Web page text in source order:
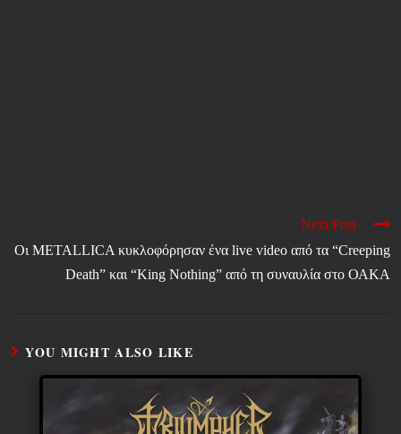
Next Post
Οι METALLICA κυκλοφόρησαν ένα live video από τα “Creeping
Death” και “King Nothing” από τη συναυλία στο ΟΑΚΑ
YOU MIGHT ALSO LIKE